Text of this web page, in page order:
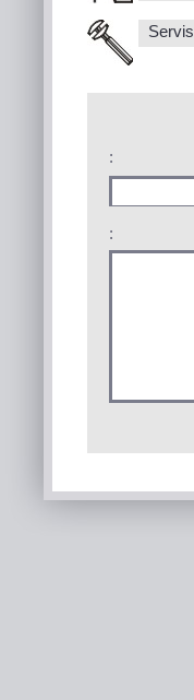
Servis
:
: